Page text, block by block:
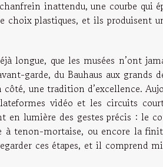
inattendu, une courbe qui
plastiques, et ils produisent
longue, que les musées n’ont
garde, du Bauhaus aux grands
une tradition d’excellence.
vidéo et les circuits
lumière des gestes précis : le
à tenon-mortaise, ou encore la
ces étapes, et il comprend